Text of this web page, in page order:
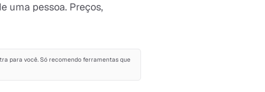
uma pessoa. Preços,
para você. Só recomendo ferramentas que